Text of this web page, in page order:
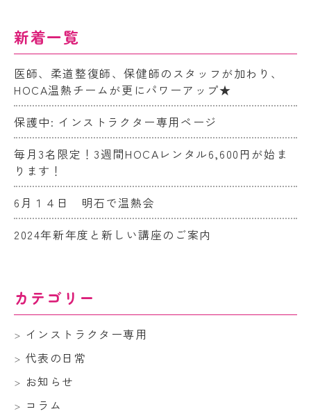
新着一覧
医師、柔道整復師、保健師のスタッフが加わり、
HOCA温熱チームが更にパワーアップ★
保護中: インストラクター専用ページ
毎月3名限定！3週間HOCAレンタル6,600円が始ま
ります！
6月１４日 明石で温熱会
2024年新年度と新しい講座のご案内
カテゴリー
インストラクター専用
代表の日常
お知らせ
コラム